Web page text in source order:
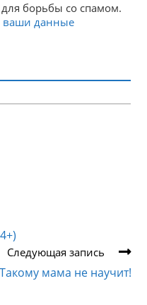
для борьбы со спамом.
ваши данные
Следующая запись
Такому мама не научит!